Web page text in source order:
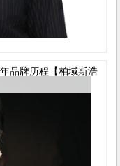
品牌历程【柏域斯浩